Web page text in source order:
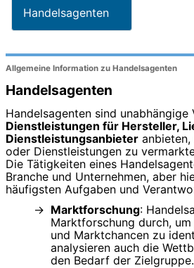
Handelsagenten
Allgemeine Information zu Handelsagenten
Handelsagenten
Handelsagenten sind
Dienstleistungen für Hersteller,
Dienstleistungsanbieter
oder Dienstleistungen zu
Die Tätigkeiten eines
Branche und Unternehmen, aber
häufigsten Aufgaben und
Marktforschung:
Marktforschung durch,
und Marktchancen zu
analysieren auch die
den Bedarf der Zielgruppe.